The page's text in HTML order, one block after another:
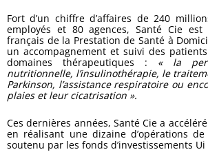
Fort d’un chiffre d’affaires de 240
employés et 80 agences, Santé Cie
français de la Prestation de Santé à
un accompagnement et suivi des
domaines thérapeutiques : « la
nutritionnelle, l’insulinothérapie, le
Parkinson, l’assistance respiratoire ou
plaies et leur cicatrisation ».
Ces dernières années, Santé Cie a
en réalisant une dizaine d’opérations de
soutenu par les fonds d’investissements Ui